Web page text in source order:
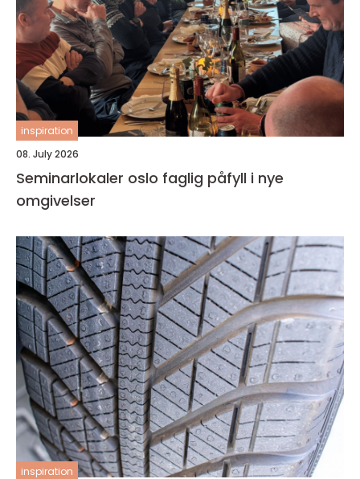
inspiration
08. July 2026
Seminarlokaler oslo faglig påfyll i nye
omgivelser
inspiration